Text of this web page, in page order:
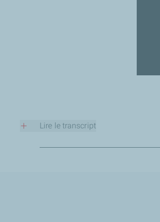
Lire le transcript
La parole aux